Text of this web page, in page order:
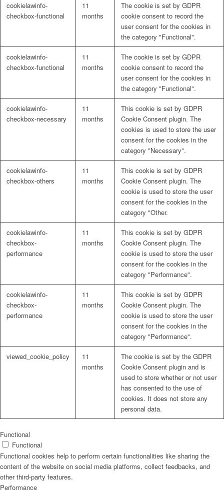
cookielawinfo-
checkbox-functional
11
months
The cookie is set by GDPR
cookie consent to record the
user consent for the cookies in
the category "Functional".
cookielawinfo-
checkbox-functional
11
months
The cookie is set by GDPR
cookie consent to record the
user consent for the cookies in
the category "Functional".
cookielawinfo-
checkbox-necessary
11
months
This cookie is set by GDPR
Cookie Consent plugin. The
cookies is used to store the user
consent for the cookies in the
category "Necessary".
cookielawinfo-
checkbox-others
11
months
This cookie is set by GDPR
Cookie Consent plugin. The
cookie is used to store the user
consent for the cookies in the
category "Other.
cookielawinfo-
checkbox-
performance
11
months
This cookie is set by GDPR
Cookie Consent plugin. The
cookie is used to store the user
consent for the cookies in the
category "Performance".
cookielawinfo-
checkbox-
performance
11
months
This cookie is set by GDPR
Cookie Consent plugin. The
cookie is used to store the user
consent for the cookies in the
category "Performance".
viewed_cookie_policy
11
months
The cookie is set by the GDPR
Cookie Consent plugin and is
used to store whether or not user
has consented to the use of
cookies. It does not store any
personal data.
Functional
Functional
Functional cookies help to perform certain functionalities like sharing the
content of the website on social media platforms, collect feedbacks, and
other third-party features.
Performance